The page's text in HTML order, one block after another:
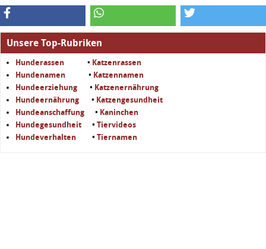
Unsere Top-Rubriken
Hunderassen • Katzenrassen
Hundenamen
• Katzennamen
Hundeerziehung • Katzenernährung
Hundeernährung • Katzengesundheit
Hundeanschaffung • Kaninchen
Hundegesundheit • Tiervideos
Hundeverhalten • Tiernamen